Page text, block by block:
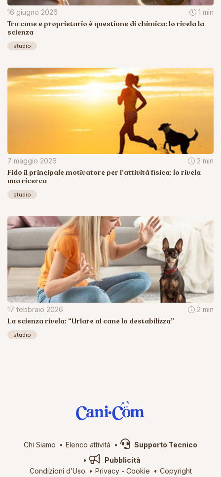
16 giugno 2026 1 min
Tra cane e proprietario è questione di chimica: lo rivela la
scienza
studio
7 maggio 2026 2 min
Fido il principale motivatore per l'attività fisica: lo rivela
una ricerca
studio
17 febbraio 2026 2 min
La scienza rivela: “Urlare al cane lo destabilizza”
studio
Chi Siamo Elenco attività
Supporto Tecnico
Pubblicità
Condizioni d’Uso
Privacy- Cookie Copyright